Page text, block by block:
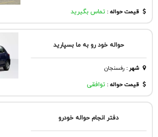
قیمت حواله : تماس بگیرید
حواله خود رو به ما بسپارید
شهر: رفسنجان
قیمت حواله : توافقی
دفتر انجام حواله خودرو